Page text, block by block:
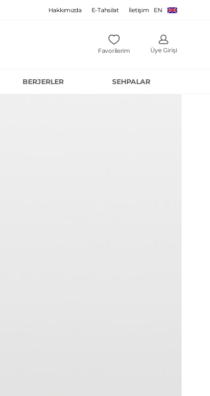
Hakkımızda E-Tahsilat İletişim EN
Favorilerim Üye Girişi
BERJERLER SEHPALAR